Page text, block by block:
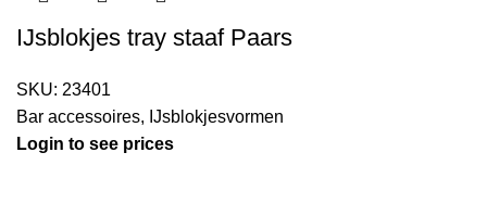
IJsblokjes tray staaf Paars
SKU: 23401
Bar accessoires, IJsblokjesvormen
Login to see prices